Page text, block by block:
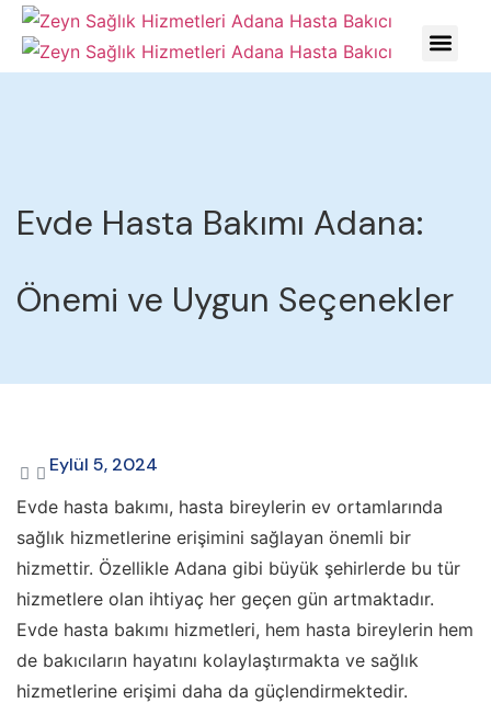
Evde Hasta Bakımı Adana:
Önemi ve Uygun Seçenekler
Eylül 5, 2024
Evde hasta bakımı, hasta bireylerin ev ortamlarında
sağlık hizmetlerine erişimini sağlayan önemli bir
hizmettir. Özellikle Adana gibi büyük şehirlerde bu tür
hizmetlere olan ihtiyaç her geçen gün artmaktadır.
Evde hasta bakımı hizmetleri, hem hasta bireylerin hem
de bakıcıların hayatını kolaylaştırmakta ve sağlık
hizmetlerine erişimi daha da güçlendirmektedir.